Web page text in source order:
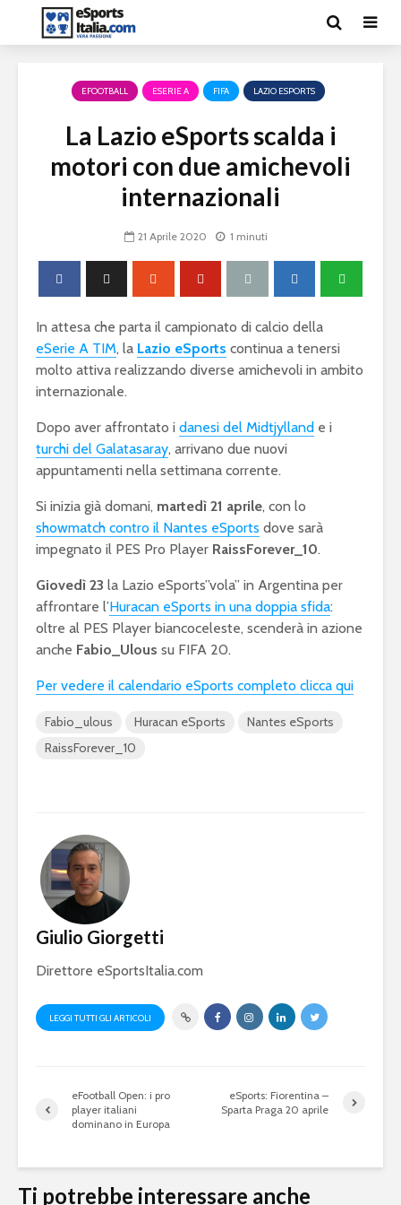
EFOOTBALL ESERIE A FIFA LAZIO ESPORTS
La Lazio eSports scalda i
motori con due amichevoli
internazionali
21 Aprile 2020 1 minuti
In attesa che parta il campionato di calcio della
eSerie A TIM, la Lazio eSports continua a tenersi
molto attiva realizzando diverse amichevoli in ambito
internazionale.
Dopo aver affrontato i danesi del Midtjylland e i
turchi del Galatasaray, arrivano due nuovi
appuntamenti nella settimana corrente.
Si inizia già domani, martedì 21 aprile, con lo
showmatch contro il Nantes eSports dove sarà
impegnato il PES Pro Player RaissForever_10.
Giovedì 23 la Lazio eSports”vola” in Argentina per
affrontare l’Huracan eSports in una doppia sfida:
oltre al PES Player biancoceleste, scenderà in azione
anche Fabio_Ulous su FIFA 20.
Per vedere il calendario eSports completo clicca qui
Fabio_ulous Huracan eSports
Nantes eSports
RaissForever_10
Giulio Giorgetti
Direttore eSportsItalia.com
LEGGI TUTTI GLI ARTICOLI
eFootball Open: i pro
player italiani
dominano in Europa
eSports: Fiorentina –
Sparta Praga 20 aprile
Ti potrebbe interessare anche